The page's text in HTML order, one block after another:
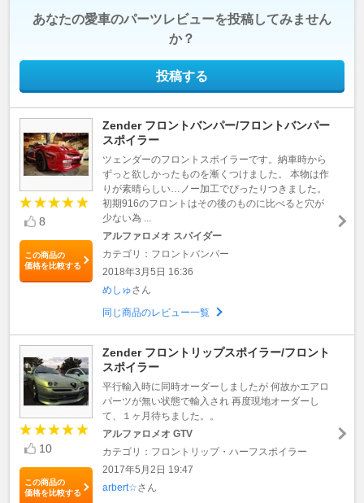
あなたの愛車のパーツレビューを投稿してみません
か？
投稿する
8
この商品の
価格を比較する
Zender フロントバンパー/フロントバンパー
スポイラー
ツェンダーのフロントスポイラーです。納車時から
ずっと欲しかったものを漸くつけました。 本物は作
りが素晴らしい…ノー加工でぴったりつきました。
初期916のフロントはその後のものに比べると穴が
少ない為 ...
アルファロメオ スパイダー
カテゴリ：フロントバンパー
2018年3月5日 16:36
めしゅさん
同じ商品のレビュー一覧
10
この商品の
価格を比較する
Zender フロントリップスポイラー/フロント
スポイラー
平行輸入時に同時オーダーしましたが 何故かエアロ
パーツが無い状態で輸入され 再度現地オーダーし
て、１ヶ月待ちました。。
アルファロメオ GTV
カテゴリ：フロントリップ・ハーフスポイラー
2017年5月2日 19:47
arbert☆さん